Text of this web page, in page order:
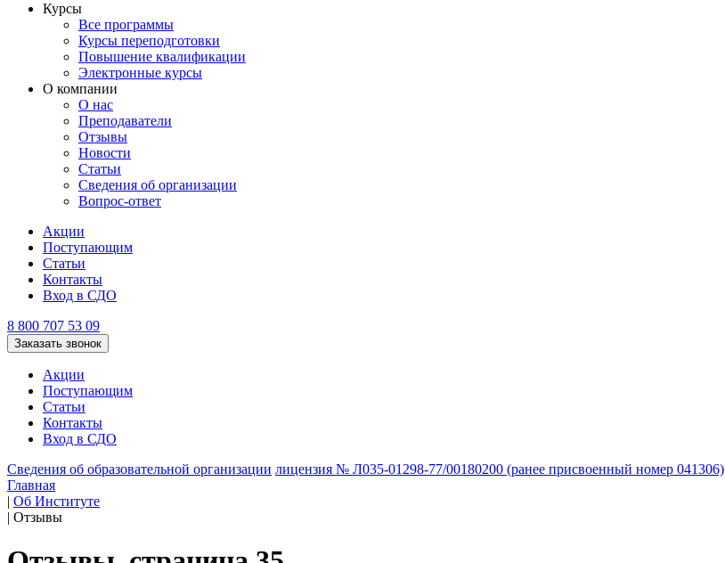
Курсы
Все программы
Курсы переподготовки
Повышение квалификации
Электронные курсы
О компании
О нас
Преподаватели
Отзывы
Новости
Статьи
Сведения об организации
Вопрос-ответ
Акции
Поступающим
Статьи
Контакты
Вход в СДО
8 800 707 53 09
Заказать звонок
Акции
Поступающим
Статьи
Контакты
Вход в СДО
Сведения об образовательной организации лицензия № Л035-01298-77/00180200 (ранее присвоенный номер 041306)
Главная
| Об Институте
| Отзывы